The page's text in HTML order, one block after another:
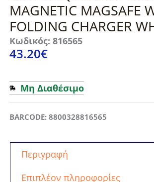
MAGNETIC MAGSAFE
FOLDING CHARGER
Κωδικός: 816565
43.20€
Μη Διαθέσιμο
BARCODE: 8800328816565
Περιγραφή
Επιπλέον πληροφορίες